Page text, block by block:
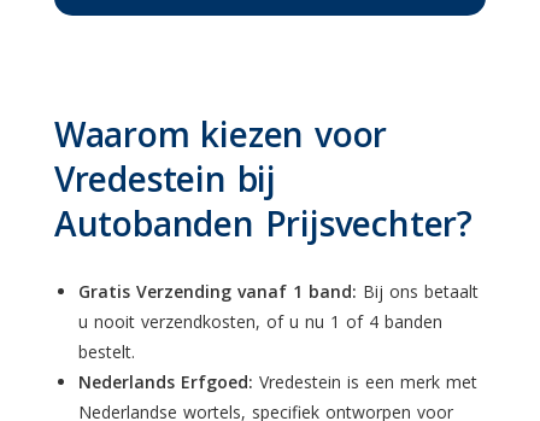
Waarom kiezen voor
Vredestein bij
Autobanden Prijsvechter?
Gratis Verzending vanaf 1 band: Bij ons betaalt
u nooit verzendkosten, of u nu 1 of 4 banden
bestelt.
Nederlands Erfgoed: Vredestein is een merk met
Nederlandse wortels, specifiek ontworpen voor